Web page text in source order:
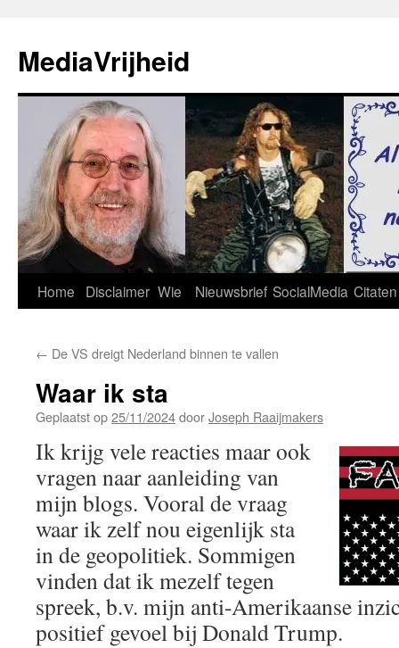
de
inhoud
MediaVrijheid
Home Disclaimer Wie Nieuwsbrief SocialMedia Citaten
← De VS dreigt Nederland binnen te vallen
Waar ik sta
Geplaatst op25/11/2024doorJoseph Raaijmakers
Ik krijg vele reacties maar ook
vragen naar aanleiding van
mijn blogs. Vooral de vraag
waar ik zelf nou eigenlijk sta
in de geopolitiek. Sommigen
vinden dat ik mezelf tegen
spreek, b.v. mijn anti-Amerikaanse
positief gevoel bij Donald Trump.